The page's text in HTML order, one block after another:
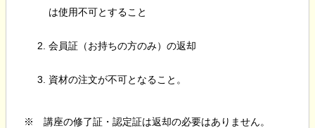
は使用不可とすること
会員証（お持ちの方のみ）の返却
資材の注文が不可となること。
※ 講座の修了証・認定証は返却の必要はありません。